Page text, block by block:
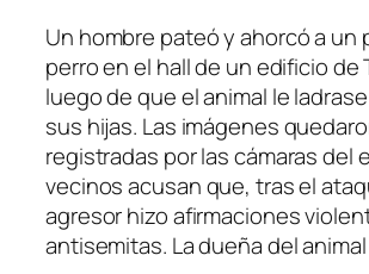
Un hombre pateó y ahorcó a un
perro en el hall de un edificio de
luego de que el animal le
sus hijas. Las imágenes
registradas por las cámaras del
vecinos acusan que, tras el
agresor hizo afirmaciones
antisemitas. La dueña del